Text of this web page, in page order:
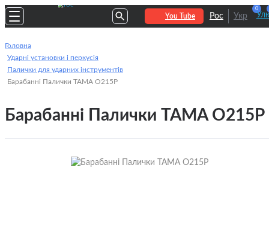
You Tube Рос Укр
0
Головна
Ударні установки і перкусія
Палички для ударних інструментів
Барабанні Палички TAMA O215P
Барабанні Палички TAMA O215P